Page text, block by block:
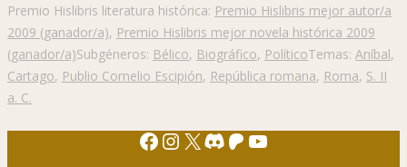
Premio Hislibris literatura histórica: Premio Hislibris mejor autor/a
2009 (ganador/a), Premio Hislibris mejor novela histórica 2009
(ganador/a)Subgéneros: Bélico, Biográfico, PolíticoTemas: Aníbal,
Cartago, Publio Cornelio Escipión, República romana, Roma, S. II
a. C.
Facebook
Instagram
X Discord
Patreon
YouTube